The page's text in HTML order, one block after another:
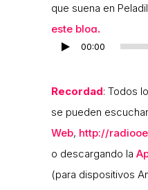
que suena en
este blog.
Reproductor
audio
00:00
Recordad: Todos
se pueden
Web, http://
o descargando la
(para dispositivos